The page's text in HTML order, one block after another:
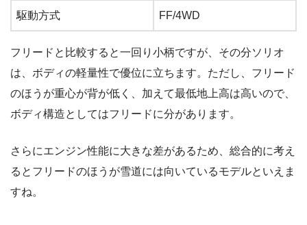
駆動方式 FF/4WD
フリードと比較すると一回り小柄ですが、その分ソリオ
は、ボディの軽量性で優位に立ちます。ただし、フリード
のほうが重心が背が低く、加えて最低地上高は高いので、
ボディ構造としてはフリードに分があります。
さらにエンジン性能に大きな差があるため、総合的に考え
るとフリードのほうが雪道には向いているモデルといえま
すね。